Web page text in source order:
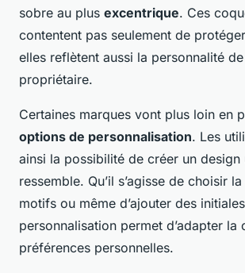
sobre au plus excentrique. Ces
contentent pas seulement de
elles reflètent aussi la personnalité
propriétaire.
Certaines marques vont plus loin en
options de personnalisation. Les
ainsi la possibilité de créer un design
ressemble. Qu’il s’agisse de choisir
motifs ou même d’ajouter des
personnalisation permet d’adapter la
préférences personnelles.